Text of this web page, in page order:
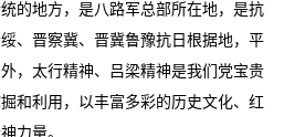
地方，是八路军总部所在地，是抗
、晋察冀、晋冀鲁豫抗日根据地，平
，太行精神、吕梁精神是我们党宝贵
和利用，以丰富多彩的历史文化、红
力量。